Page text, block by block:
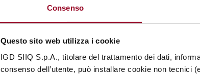
Consenso
Questo sito web utilizza i cookie
IGD SIIQ S.p.A., titolare del trattamento dei dati,
consenso dell’utente, può installare cookie non tecnici